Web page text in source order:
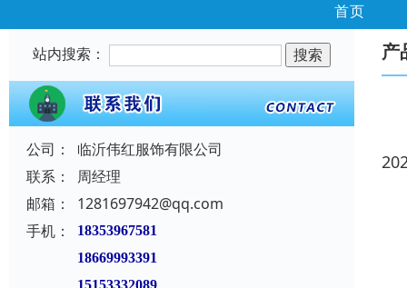
首页
站内搜索：
公司：
临沂伟红服饰有限公司
联系：
周经理
邮箱：
1281697942@qq.com
手机：
18353967581
18669993391
产